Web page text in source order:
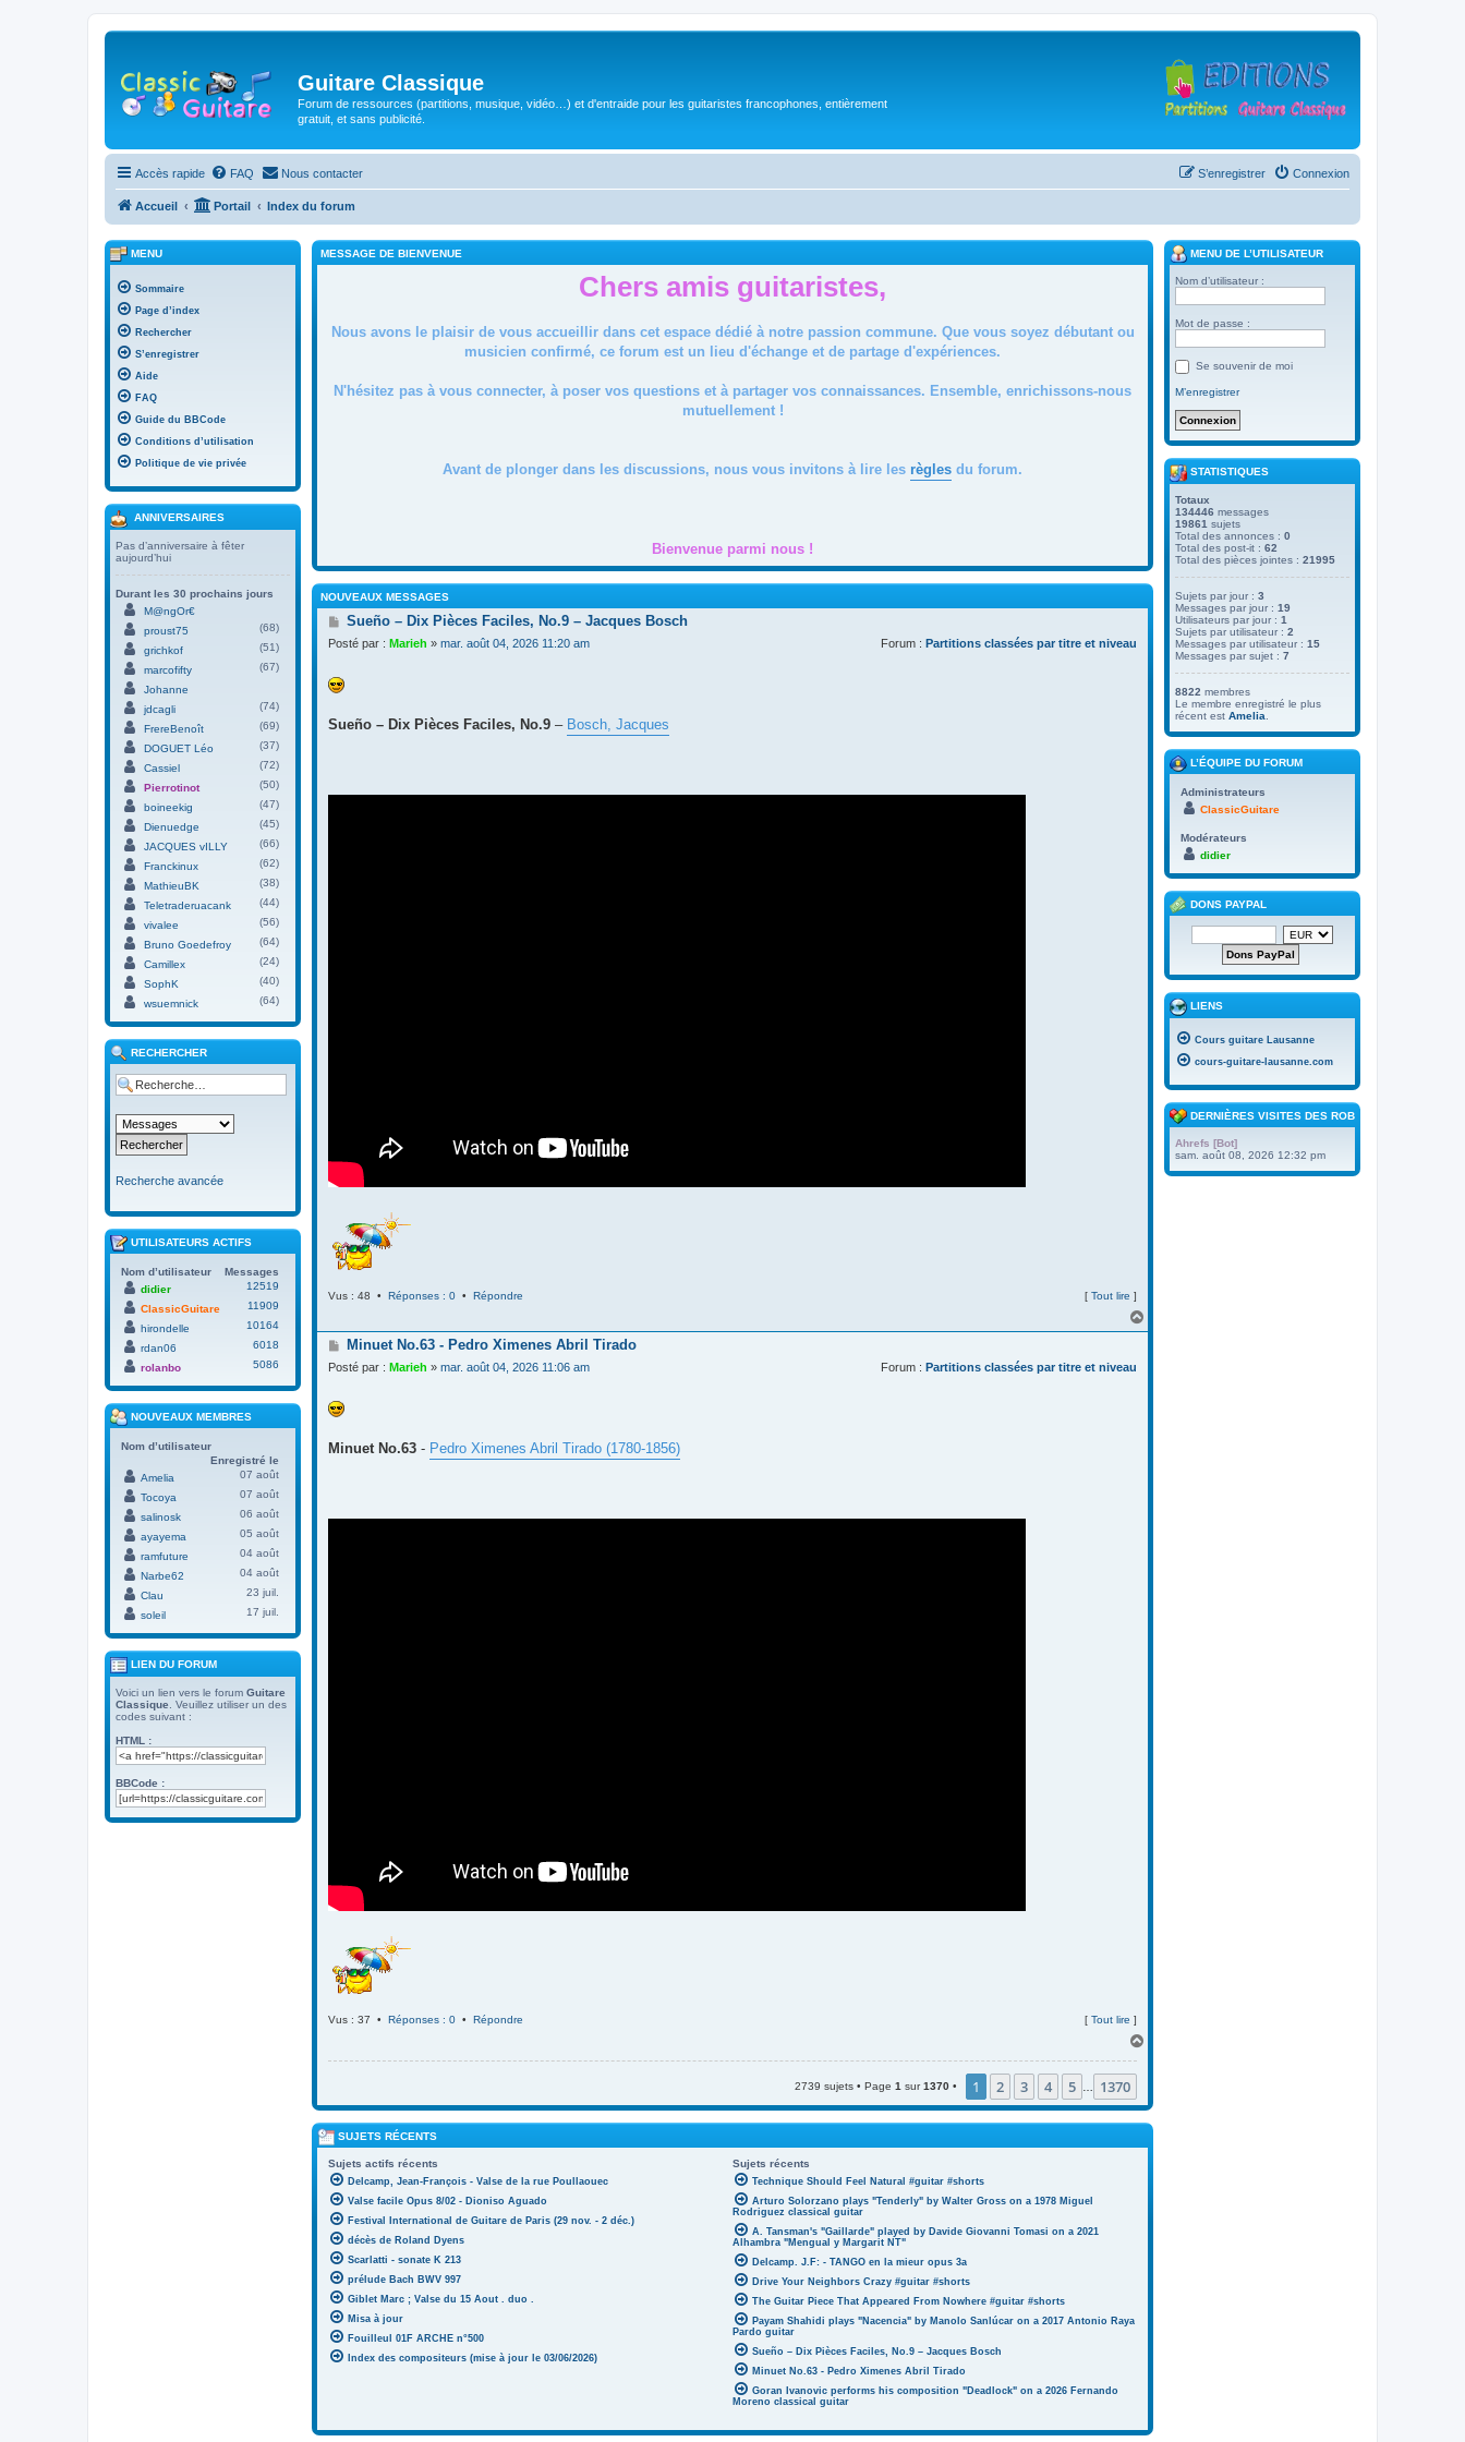
Guitare Classique
Forum de ressources (partitions, musique, vidéo…) et d'entraide pour les guitaristes francophones, entièrement
gratuit, et sans publicité.
Accès rapide FAQ Nous contacter Connexion
S’enregistrer
Accueil Portail Index du forum
MESSAGE DE BIENVENUE
Chers amis guitaristes,
Nous avons le plaisir de vous accueillir dans cet espace dédié à notre passion commune. Que vous soyez débutant ou
musicien confirmé, ce forum est un lieu d'échange et de partage d'expériences.
N'hésitez pas à vous connecter, à poser vos questions et à partager vos connaissances. Ensemble, enrichissons-nous
mutuellement !
Avant de plonger dans les discussions, nous vous invitons à lire les règles du forum.
Bienvenue parmi nous !
NOUVEAUX MESSAGES
M
s
a
g
Sueño – Dix Pièces Faciles, No.9 – Jacques Bosch
Posté par : Marieh » mar. août 04, 2026 11:20 am Forum : Partitions classées par titre et niveau
Sueño – Dix Pièces Faciles, No.9 – Bosch, Jacques
Vus : 48 • Réponses : 0 • Répondre [ Tout lire ]
a
M
s
a
g
Minuet No.63 - Pedro Ximenes Abril Tirado
Posté par : Marieh » mar. août 04, 2026 11:06 am Forum : Partitions classées par titre et niveau
Minuet No.63 - Pedro Ximenes Abril Tirado (1780-1856)
Vus : 37 • Réponses : 0 • Répondre [ Tout lire ]
2739 sujets • Page 1 sur1370 • 1 2 3 4 5 1370
SUJETS RÉCENTS
Sujets actifs récents Sujets récents
Delcamp, Jean-François - Valse de la rue Poullaouec
Valse facile Opus 8/02 - Dioniso Aguado
Festival International de Guitare de Paris (29 nov. - 2 déc.)
décès de Roland Dyens
Scarlatti - sonate K 213
prélude Bach BWV 997
Giblet Marc ; Valse du 15 Aout . duo .
Misa à jour
Fouilleul 01F ARCHE n°500
Index des compositeurs (mise à jour le 03/06/2026)
Technique Should Feel Natural #guitar #shorts
Arturo Solorzano plays "Tenderly" by Walter Gross on a 1978 Miguel
Rodriguez classical guitar
A. Tansman's "Gaillarde" played by Davide Giovanni Tomasi on a 2021
Alhambra "Mengual y Margarit NT"
Delcamp. J.F: - TANGO en la mieur opus 3a
Drive Your Neighbors Crazy #guitar #shorts
The Guitar Piece That Appeared From Nowhere #guitar #shorts
Payam Shahidi plays "Nacencia" by Manolo Sanlúcar on a 2017 Antonio Raya
Pardo guitar
Sueño – Dix Pièces Faciles, No.9 – Jacques Bosch
Minuet No.63 - Pedro Ximenes Abril Tirado
Goran Ivanovic performs his composition "Deadlock" on a 2026 Fernando
Moreno classical guitar
MENU
Sommaire
Page d’index
Rechercher
S’enregistrer
Aide
FAQ
Guide du BBCode
Conditions d’utilisation
Politique de vie privée
ANNIVERSAIRES
Pas d’anniversaire à fêter
aujourd’hui
Durant les 30 prochains jours
M@ngOr€
proust75
(68)
grichkof
(51)
marcofifty
(67)
Johanne
jdcagli
(74)
FrereBenoît
(69)
DOGUET Léo
(37)
Cassiel
(72)
Pierrotinot
(50)
boineekig
(47)
Dienuedge
(45)
JACQUES vILLY
(66)
Franckinux
(62)
MathieuBK
(38)
Teletraderuacank
(44)
vivalee
(56)
Bruno Goedefroy
(64)
Camillex
(24)
SophK
(40)
wsuemnick
(64)
RECHERCHER
Recherche avancée
UTILISATEURS ACTIFS
Nom d’utilisateur
Messages
didier
12519
ClassicGuitare
11909
hirondelle
10164
rdan06
6018
rolanbo
5086
NOUVEAUX MEMBRES
Nom d’utilisateur
Enregistré le
Amelia
07 août
Tocoya
07 août
salinosk
06 août
ayayema
05 août
ramfuture
04 août
Narbe62
04 août
Clau
23 juil.
soleil
17 juil.
LIEN DU FORUM
Voici un lien vers le forum Guitare
Classique . Veuillez utiliser un des
codes suivant :
HTML :
BBCode :
MENU DE L’UTILISATEUR
Nom d’utilisateur :
Mot de passe :
Se souvenir de moi
M’enregistrer
STATISTIQUES
Totaux
134446 messages
19861 sujets
Total des annonces : 0
Total des post-it : 62
Total des pièces jointes : 21995
Sujets par jour : 3
Messages par jour : 19
Utilisateurs par jour : 1
Sujets par utilisateur : 2
Messages par utilisateur : 15
Messages par sujet : 7
8822 membres
Le membre enregistré le plus
récent est Amelia
L’ÉQUIPE DU FORUM
Administrateurs
ClassicGuitare
Modérateurs
didier
DONS PAYPAL
LIENS
Cours guitare Lausanne
cours-guitare-lausanne.com
DERNIÈRES VISITES DES ROBOTS
Ahrefs [Bot]
sam. août 08, 2026 12:32 pm